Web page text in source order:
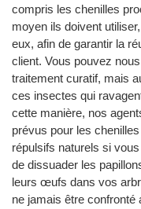
compris les chenilles
moyen ils doivent
eux, afin de garantir la
client. Vous pouvez
traitement curatif, mais
ces insectes qui
cette manière, nos
prévus pour les
répulsifs naturels si
de dissuader les
leurs œufs dans vos
ne jamais être